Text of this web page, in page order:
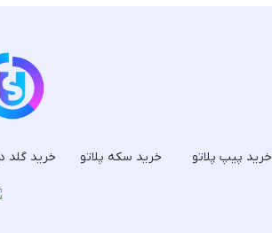
خرید پیپ پلاتو خرید سکه پلاتو خرید گلد